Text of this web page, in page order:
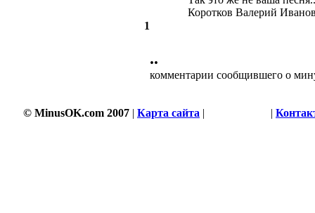
Коротков Валерий
1
••
комментарии сообщившего о
© MinusOK.com 2007 | Карта сайта | |